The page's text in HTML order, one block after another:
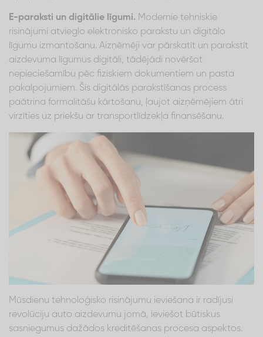
E-paraksti un digitālie līgumi. Modernie tehniskie
risinājumi atvieglo elektronisko parakstu un digitālo
līgumu izmantošanu. Aizņēmēji var pārskatīt un parakstīt
aizdevuma līgumus digitāli, tādējādi novēršot
nepieciešamību pēc fiziskiem dokumentiem un pasta
pakalpojumiem. Šis digitālās parakstīšanas process
paātrina formalitāšu kārtošanu, ļaujot aizņēmējiem ātri
virzīties uz priekšu ar transportlīdzekļa finansēšanu.
Mūsdienu tehnoloģisko risinājumu ieviešana ir radījusi
revolūciju auto aizdevumu jomā, ieviešot būtiskus
sasniegumus dažādos kreditēšanas procesa aspektos.